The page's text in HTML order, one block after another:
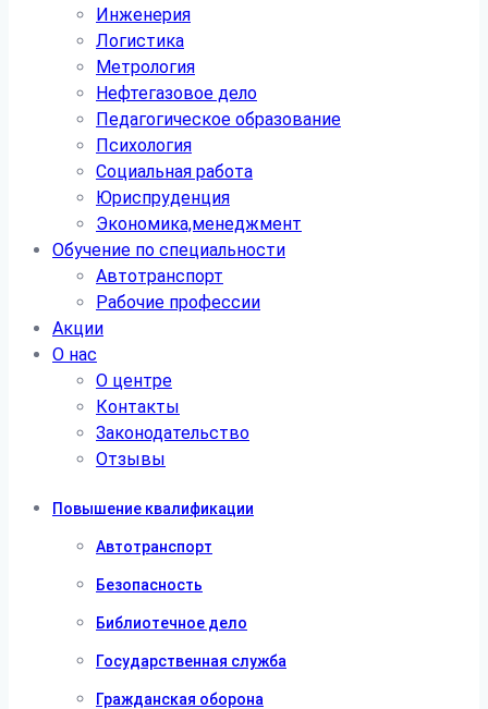
Инженерия
Логистика
Метрология
Нефтегазовое дело
Педагогическое образование
Психология
Социальная работа
Юриспруденция
Экономика,менеджмент
Обучение по специальности
Автотранспорт
Рабочие профессии
Акции
О нас
О центре
Контакты
Законодательство
Отзывы
Повышение квалификации
Автотранспорт
Безопасность
Библиотечное дело
Государственная служба
Гражданская оборона